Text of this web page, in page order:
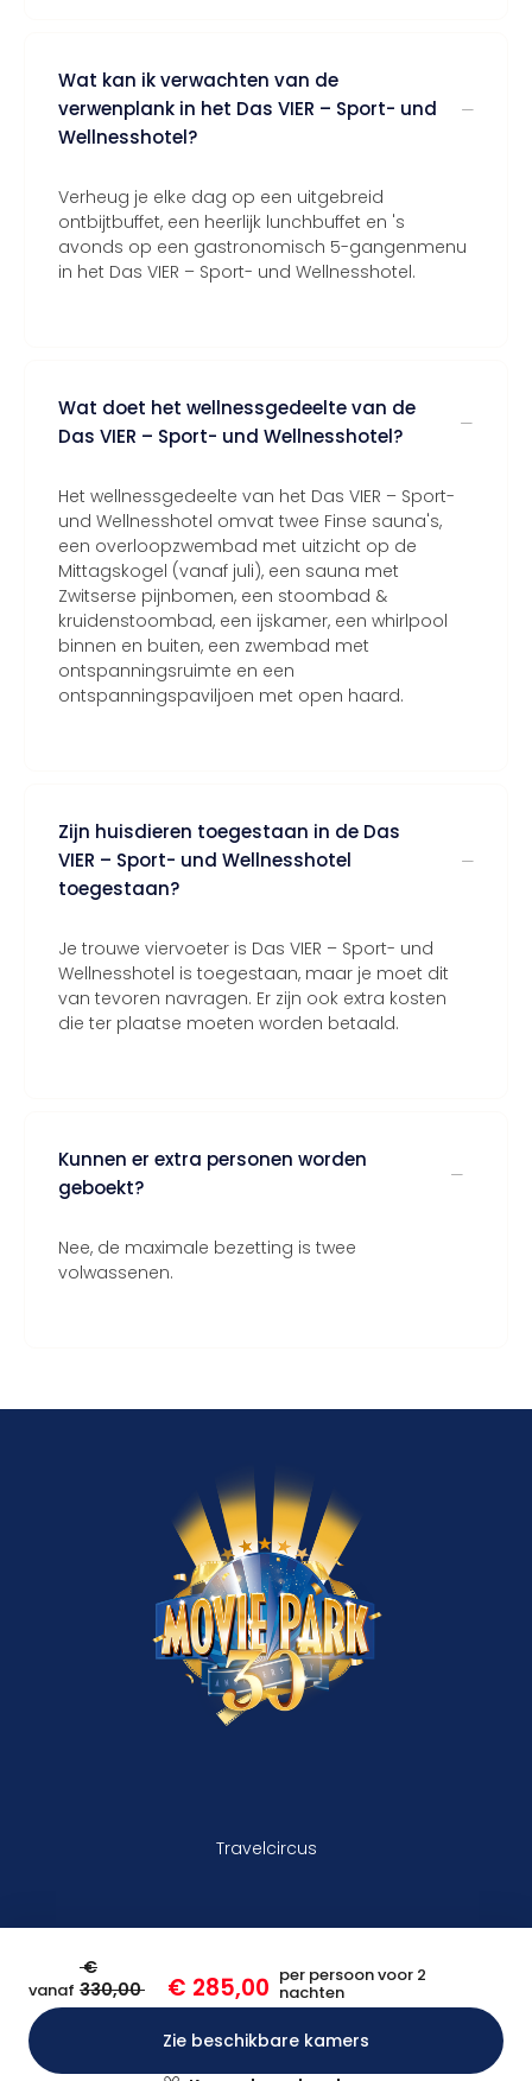
Wat kan ik verwachten van de
verwenplank in het Das VIER – Sport- und
Wellnesshotel?
Verheug je elke dag op een uitgebreid
ontbijtbuffet, een heerlijk lunchbuffet en 's
avonds op een gastronomisch 5-gangenmenu
in het Das VIER – Sport- und Wellnesshotel.
Wat doet het wellnessgedeelte van de
Das VIER – Sport- und Wellnesshotel?
Het wellnessgedeelte van het Das VIER – Sport-
und Wellnesshotel omvat twee Finse sauna's,
een overloopzwembad met uitzicht op de
Mittagskogel (vanaf juli), een sauna met
Zwitserse pijnbomen, een stoombad &
kruidenstoombad, een ijskamer, een whirlpool
binnen en buiten, een zwembad met
ontspanningsruimte en een
ontspanningspaviljoen met open haard.
Zijn huisdieren toegestaan in de Das
VIER – Sport- und Wellnesshotel
toegestaan?
Je trouwe viervoeter is Das VIER – Sport- und
Wellnesshotel is toegestaan, maar je moet dit
van tevoren navragen. Er zijn ook extra kosten
die ter plaatse moeten worden betaald.
Kunnen er extra personen worden
geboekt?
Nee, de maximale bezetting is twee
volwassenen.
vanaf
€
330,00
€ 285,00 per persoon voor 2
nachten
Zie beschikbare kamers
Travelcircus